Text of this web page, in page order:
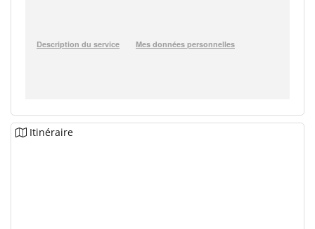
Itinéraire